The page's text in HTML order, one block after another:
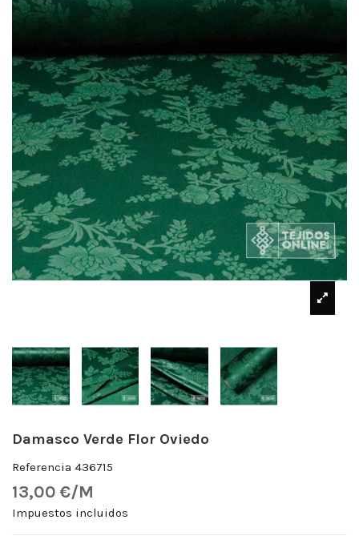
Damasco Verde Flor Oviedo
Referencia 436715
13,00 €/M
Impuestos incluidos